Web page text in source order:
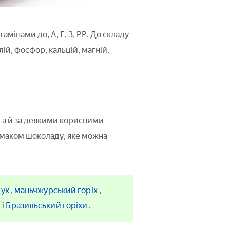
до, А, Е, З, РР. До складу
фосфор, кальцій, магній.
а й за деякими корисними
шоколаду, яке можна
, маньчжурський горіх ,
і Бразильський горіхи .